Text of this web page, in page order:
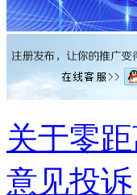
关于零
意见投诉